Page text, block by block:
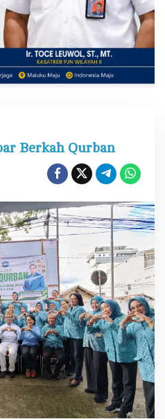
Berkah Qurban